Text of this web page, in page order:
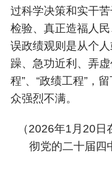
过科学决策和实干
检验、真正造福人
误政绩观则是从个
躁、急功近利、弄
程”、“政绩工程”，
众强烈不满。
（2026年1月20日
彻党的二十届四